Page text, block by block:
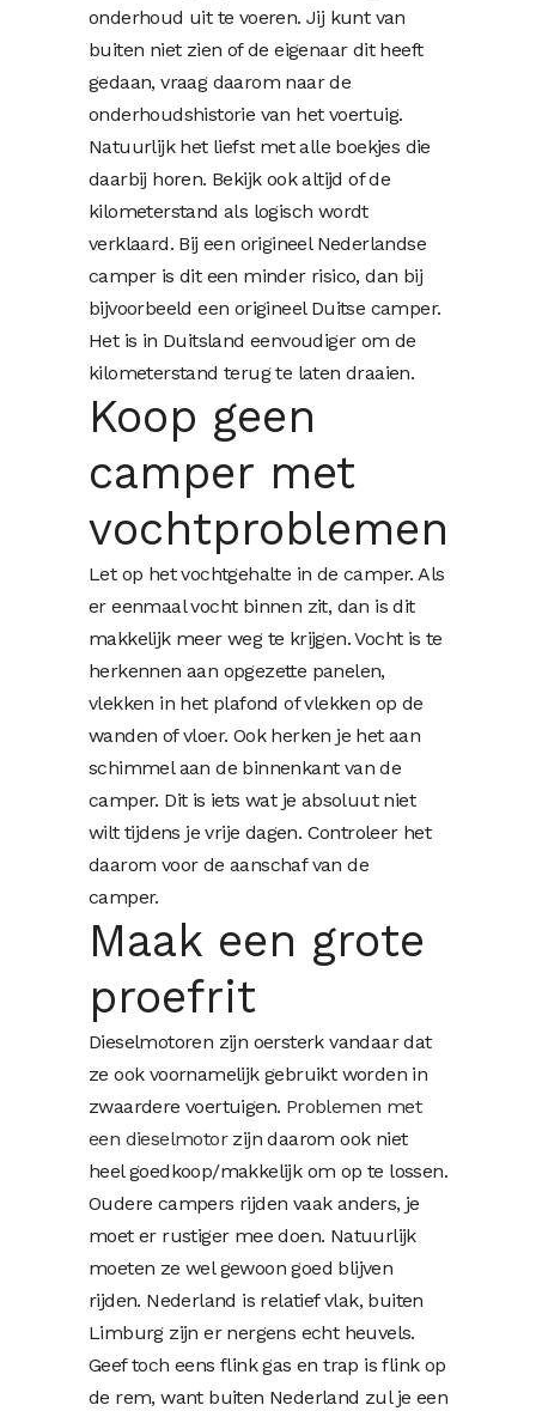
onderhoud uit te voeren. Jij kunt van
buiten niet zien of de eigenaar dit heeft
gedaan, vraag daarom naar de
onderhoudshistorie van het voertuig.
Natuurlijk het liefst met alle boekjes die
daarbij horen. Bekijk ook altijd of de
kilometerstand als logisch wordt
verklaard. Bij een origineel Nederlandse
camper is dit een minder risico, dan bij
bijvoorbeeld een origineel Duitse camper.
Het is in Duitsland eenvoudiger om de
kilometerstand terug te laten draaien.
Koop geen
camper met
vochtproblemen
Let op het vochtgehalte in de camper. Als
er eenmaal vocht binnen zit, dan is dit
makkelijk meer weg te krijgen. Vocht is te
herkennen aan opgezette panelen,
vlekken in het plafond of vlekken op de
wanden of vloer. Ook herken je het aan
schimmel aan de binnenkant van de
camper. Dit is iets wat je absoluut niet
wilt tijdens je vrije dagen. Controleer het
daarom voor de aanschaf van de
camper.
Maak een grote
proefrit
Dieselmotoren zijn oersterk vandaar dat
ze ook voornamelijk gebruikt worden in
zwaardere voertuigen. Problemen met
een dieselmotorzijn daarom ook niet
heel goedkoop/makkelijk om op te lossen.
Oudere campers rijden vaak anders, je
moet er rustiger mee doen. Natuurlijk
moeten ze wel gewoon goed blijven
rijden. Nederland is relatief vlak, buiten
Limburg zijn er nergens echt heuvels.
Geef toch eens flink gas en trap is flink op
de rem, want buiten Nederland zul je een